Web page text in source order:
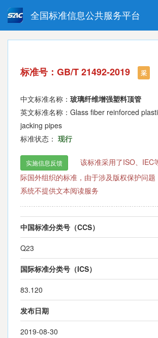
全国标准信息公共服务平台
强制性国家标准 推荐
指导性技术文件 (National
标准号：GB/T 21492-2019 采
中文标准名称： 玻璃纤维增强塑料顶管
英文标准名称：Glass fiber reinforced
jacking pipes
标准状态： 现行
实施信息反馈
该标准采用了ISO、IEC
际国外组织的标准，由于涉及版权保护问题
系统不提供文本阅读服务
中国标准分类号（CCS）
Q23
国际标准分类号（ICS）
83.120
发布日期
2019-08-30